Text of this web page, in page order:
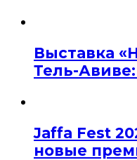
Выставка
Тель-
Jaffa Fest
новые